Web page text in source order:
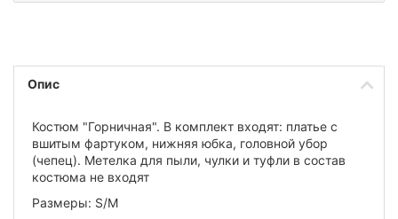
Опис
Костюм "Горничная". В комплект входят: платье с
вшитым фартуком, нижняя юбка, головной убор
(чепец). Метелка для пыли, чулки и туфли в состав
костюма не входят
Размеры: S/M